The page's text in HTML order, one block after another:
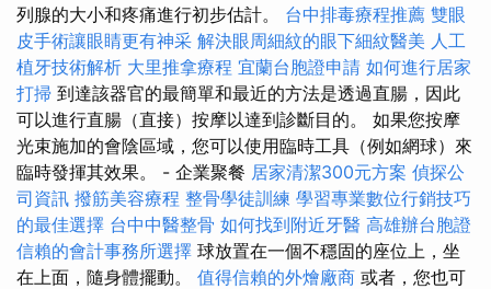
列腺的大小和疼痛進行初步估計。 台中排毒療程推薦 雙眼
皮手術讓眼睛更有神采 解決眼周細紋的眼下細紋醫美 人工
植牙技術解析 大里推拿療程 宜蘭台胞證申請 如何進行居家
打掃 到達該器官的最簡單和最近的方法是透過直腸，因此
可以進行直腸（直接）按摩以達到診斷目的。 如果您按摩
光束施加的會陰區域，您可以使用臨時工具（例如網球）來
臨時發揮其效果。 - 企業聚餐 居家清潔300元方案 偵探公
司資訊 撥筋美容療程 整骨學徒訓練 學習專業數位行銷技巧
的最佳選擇 台中中醫整骨 如何找到附近牙醫 高雄辦台胞證
信賴的會計事務所選擇 球放置在一個不穩固的座位上，坐
在上面，隨身體擺動。 值得信賴的外燴廠商 或者，您也可